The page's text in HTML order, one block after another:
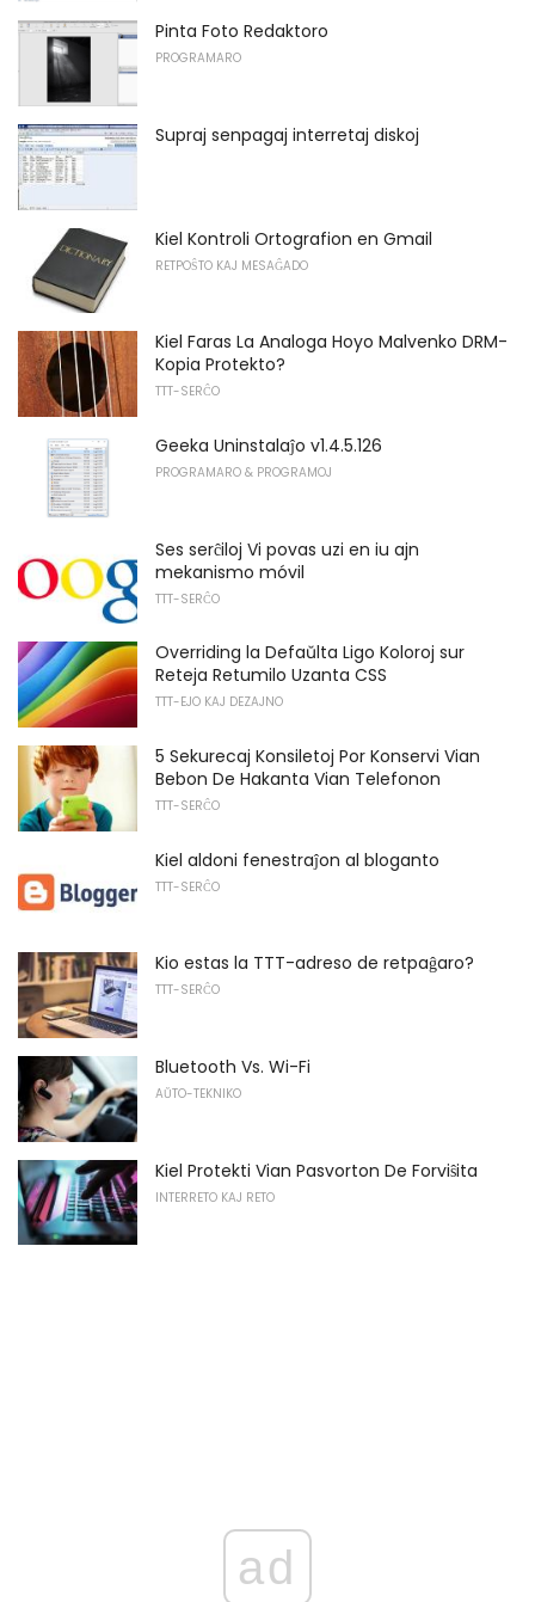
Pinta Foto Redaktoro
PROGRAMARO
Supraj senpagaj interretaj diskoj
Kiel Kontroli Ortografion en Gmail
RETPOŜTO KAJ MESAĜADO
Kiel Faras La Analoga Hoyo Malvenko DRM-
Kopia Protekto?
TTT-SERĈO
Geeka Uninstalaĵo v1.4.5.126
PROGRAMARO & PROGRAMOJ
Ses serĉiloj Vi povas uzi en iu ajn
mekanismo móvil
TTT-SERĈO
Overriding la Defaŭlta Ligo Koloroj sur
Reteja Retumilo Uzanta CSS
TTT-EJO KAJ DEZAJNO
5 Sekurecaj Konsiletoj Por Konservi Vian
Bebon De Hakanta Vian Telefonon
TTT-SERĈO
Kiel aldoni fenestraĵon al bloganto
TTT-SERĈO
Kio estas la TTT-adreso de retpaĝaro?
TTT-SERĈO
Bluetooth Vs. Wi-Fi
AŬTO-TEKNIKO
Kiel Protekti Vian Pasvorton De Forviŝita
INTERRETO KAJ RETO
ad